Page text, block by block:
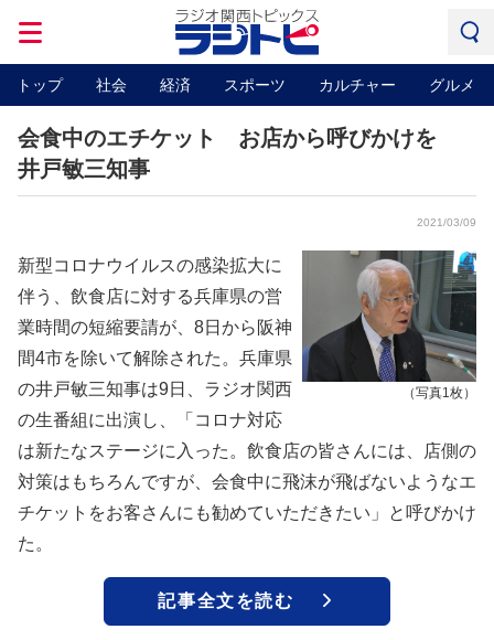
トップ 社会 経済 スポーツ カルチャー グルメ
会食中のエチケット お店から呼びかけを
井戸敏三知事
2021/03/09
（写真1枚）
新型コロナウイルスの感染拡大に
伴う、飲食店に対する兵庫県の営
業時間の短縮要請が、8日から阪神
間4市を除いて解除された。兵庫県
の井戸敏三知事は9日、ラジオ関西
の生番組に出演し、「コロナ対応
は新たなステージに入った。飲食店の皆さんには、店側の
対策はもちろんですが、会食中に飛沫が飛ばないようなエ
チケットをお客さんにも勧めていただきたい」と呼びかけ
た。
記事全文を読む